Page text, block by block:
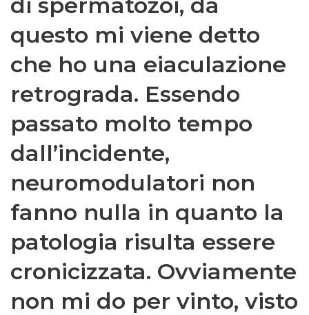
questo mi viene detto
che ho una eiaculazione
retrograda. Essendo
passato molto tempo
dall’incidente,
neuromodulatori non
fanno nulla in quanto la
patologia risulta essere
cronicizzata. Ovviamente
non mi do per vinto, visto